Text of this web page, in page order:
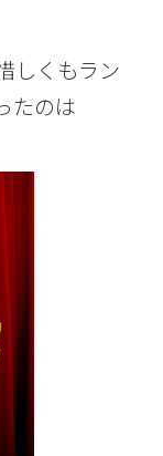
しくもラン
たのは